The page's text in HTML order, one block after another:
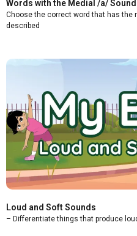
Words with the Medial /a/ Sound
Choose the correct word that has
described
Loud and Soft Sounds
– Differentiate things that produce